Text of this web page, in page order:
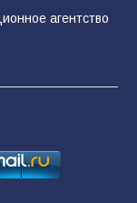
агентство